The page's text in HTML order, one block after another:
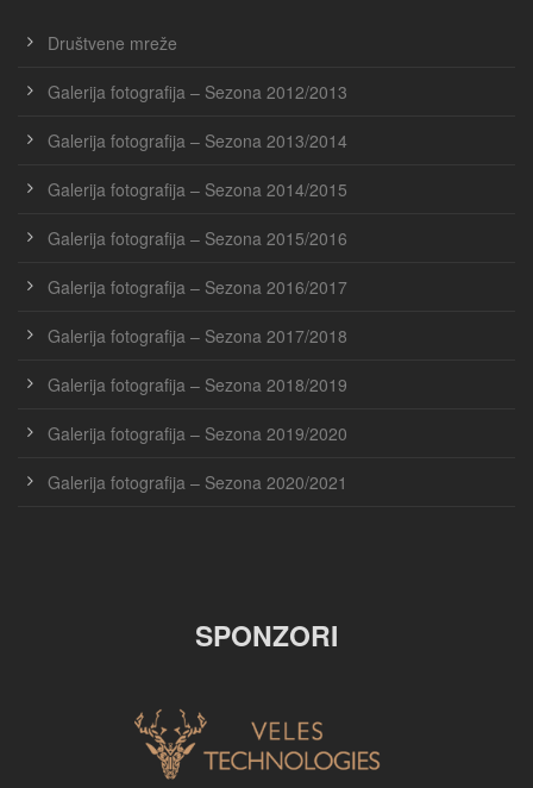
Društvene mreže
Galerija fotografija – Sezona 2012/2013
Galerija fotografija – Sezona 2013/2014
Galerija fotografija – Sezona 2014/2015
Galerija fotografija – Sezona 2015/2016
Galerija fotografija – Sezona 2016/2017
Galerija fotografija – Sezona 2017/2018
Galerija fotografija – Sezona 2018/2019
Galerija fotografija – Sezona 2019/2020
Galerija fotografija – Sezona 2020/2021
SPONZORI